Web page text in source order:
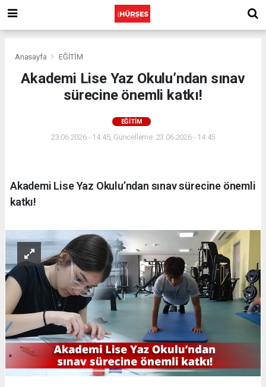
Anasayfa EĞİTİM
Akademi Lise Yaz Okulu’ndan sınav
sürecine önemli katkı!
EĞİTİM
23.06.2026 - 14:45, Güncelleme: 23.06.2026 - 14:45
Akademi Lise Yaz Okulu’ndan sınav sürecine önemli
katkı!